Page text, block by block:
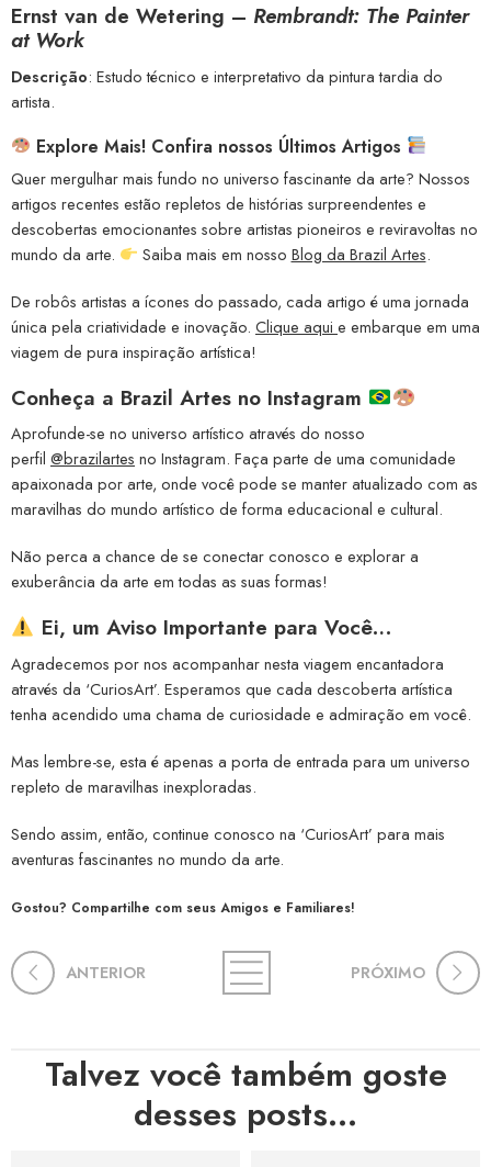
Ernst van de Wetering – Rembrandt: The Painter
at Work
Descrição: Estudo técnico e interpretativo da pintura tardia do
artista.
Explore Mais! Confira nossos Últimos Artigos
Quer mergulhar mais fundo no universo fascinante da arte? Nossos
artigos recentes estão repletos de histórias surpreendentes e
descobertas emocionantes sobre artistas pioneiros e reviravoltas no
mundo da arte.
Saiba mais em nosso Blog da Brazil Artes.
De robôs artistas a ícones do passado, cada artigo é uma jornada
única pela criatividade e inovação. Clique aqui e embarque em uma
viagem de pura inspiração artística!
Conheça a Brazil Artes no Instagram
Aprofunde-se no universo artístico através do nosso
perfil @brazilartes no Instagram. Faça parte de uma comunidade
apaixonada por arte, onde você pode se manter atualizado com as
maravilhas do mundo artístico de forma educacional e cultural.
Não perca a chance de se conectar conosco e explorar a
exuberância da arte em todas as suas formas!
Ei, um Aviso Importante para Você…
Agradecemos por nos acompanhar nesta viagem encantadora
através da ‘CuriosArt’. Esperamos que cada descoberta artística
tenha acendido uma chama de curiosidade e admiração em você.
Mas lembre-se, esta é apenas a porta de entrada para um universo
repleto de maravilhas inexploradas.
Sendo assim, então, continue conosco na ‘CuriosArt’ para mais
aventuras fascinantes no mundo da arte.
Gostou? Compartilhe com seus Amigos e Familiares!
ANTERIOR PRÓXIMO
Talvez você também goste
desses posts...